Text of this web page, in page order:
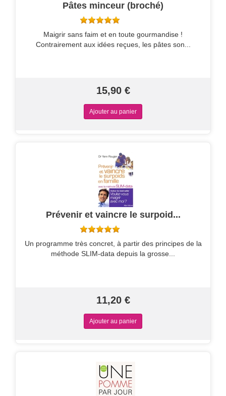
Pâtes minceur (broché)
Maigrir sans faim et en toute gourmandise !
Contrairement aux idées reçues, les pâtes son...
15,90 €
Prévenir et vaincre le surpoid...
Un programme très concret, à partir des principes de la
méthode SLIM-data depuis la grosse...
11,20 €